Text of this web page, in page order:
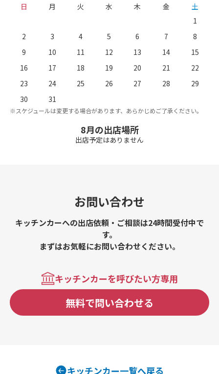
日 月 火 水 木 金
土
1
2
3 4 5 6 7
8
9
10 11 12 13 14
15
16
17 18 19 20 21
22
23
24 25 26 27 28
29
30
31
※スケジュールは変更する場合があります、あらかじめご了承ください。
8月の出店場所
出店予定はありません
お問い合わせ
キッチンカーへの出店依頼・ご相談は24時間受付中で
す。
まずはお気軽にお問い合わせください。
キッチンカーを呼びたい方専用
無料で問い合わせる
キッチンカー一覧へ戻る